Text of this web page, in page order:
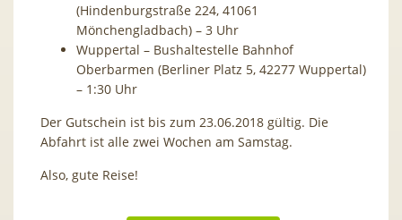
(Hindenburgstraße 224, 41061
Mönchengladbach) – 3 Uhr
Wuppertal – Bushaltestelle Bahnhof
Oberbarmen (Berliner Platz 5, 42277 Wuppertal)
– 1:30 Uhr
Der Gutschein ist bis zum 23.06.2018 gültig. Die
Abfahrt ist alle zwei Wochen am Samstag.
Also, gute Reise!